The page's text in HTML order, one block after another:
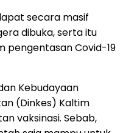
secara masif
dibuka, serta itu
pengentasan Covid-19
Kebudayaan
(Dinkes) Kaltim
vaksinasi. Sebab,